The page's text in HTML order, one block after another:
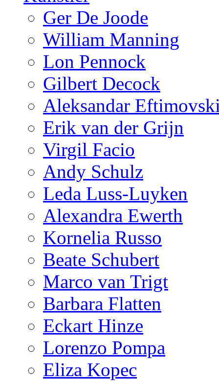
Ger De Joode
William Manning
Lon Pennock
Gilbert Decock
Aleksandar
Erik van der Grijn
Virgil Facio
Andy Schulz
Leda Luss-Luyken
Alexandra Ewerth
Kornelia Russo
Beate Schubert
Marco van Trigt
Barbara Flatten
Eckart Hinze
Lorenzo Pompa
Eliza Kopec